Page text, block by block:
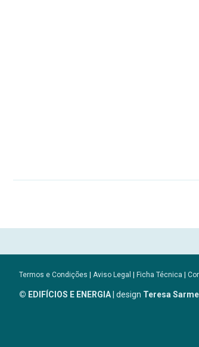
Termos e Condições | Aviso Legal | Ficha Técnica |
© EDIFÍCIOS E ENERGIA| design Teresa